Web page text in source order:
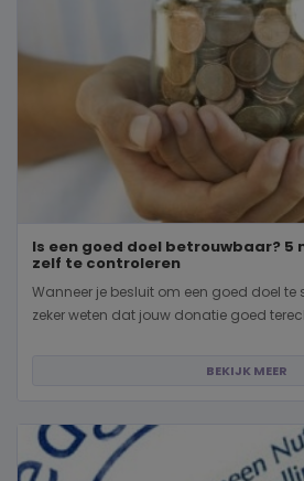
Is een goed doel betrouwbaar? 5
zelf te controleren
Wanneer je besluit om een goed doel te
zeker weten dat jouw donatie goed
BEKIJK MEER